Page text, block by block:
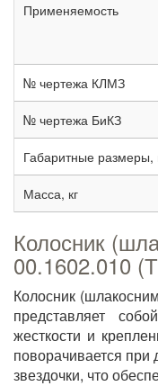
Применяемость
№ чертежа КЛМЗ
№ чертежа БиКЗ
Габаритные
Масса, кг
Колосник
00.1602.010
Колосник
представляет
жесткости и
поворачивается
звездочки, что